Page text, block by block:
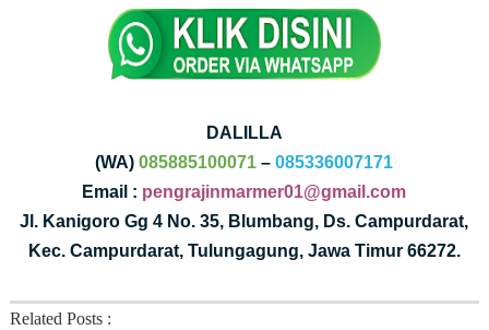
DALILLA
(WA)085885100071 –085336007171
Email : pengrajinmarmer01@gmail.com
Jl. Kanigoro Gg 4 No. 35, Blumbang, Ds. Campurdarat,
Kec. Campurdarat, Tulungagung, Jawa Timur 66272.
Related Posts :